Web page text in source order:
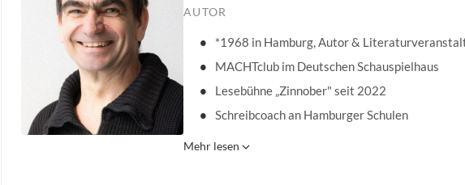
AUTOR
*1968 in Hamburg, Autor &
MACHTclub im Deutschen Schauspielhaus
Lesebühne „Zinnober" seit 2022
Schreibcoach an Hamburger Schulen
Mehr lesen